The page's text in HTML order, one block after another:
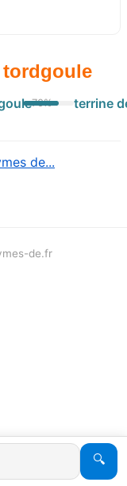
tordgoule
70% terrine
de...
🔍
de.fr